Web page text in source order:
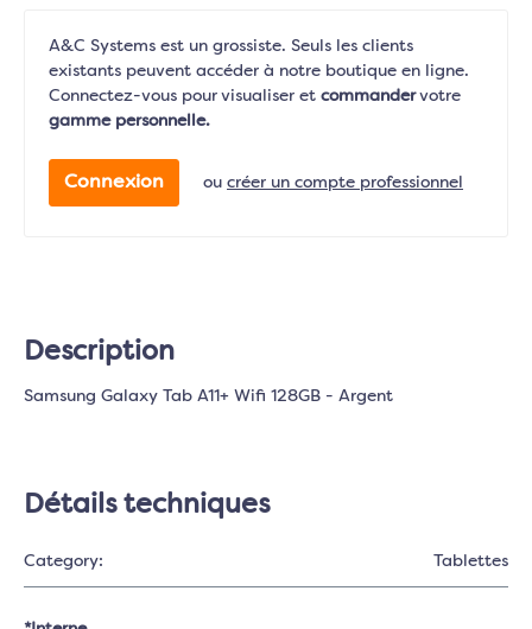
A&C Systems est un grossiste. Seuls les clients
existants peuvent accéder à notre boutique en ligne.
Connectez-vous pour visualiser et commandervotre
gamme personnelle.
Connexion ou créer un compte professionnel
Description
Samsung Galaxy Tab A11+ Wifi 128GB - Argent
Détails techniques
Category: Tablettes